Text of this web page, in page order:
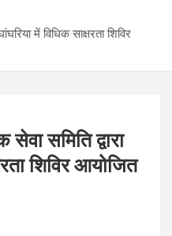
में विधिक साक्षरता शिविर
समिति द्वारा
शिविर आयोजित